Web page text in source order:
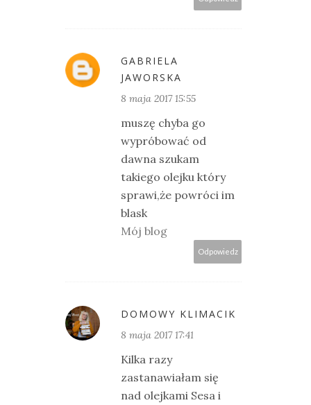
GABRIELA
JAWORSKA
8 maja 2017 15:55
muszę chyba go
wypróbować od
dawna szukam
takiego olejku który
sprawi,że powróci im
blask
Mój blog
Odpowiedz
DOMOWY KLIMACIK
8 maja 2017 17:41
Kilka razy
zastanawiałam się
nad olejkami Sesa i